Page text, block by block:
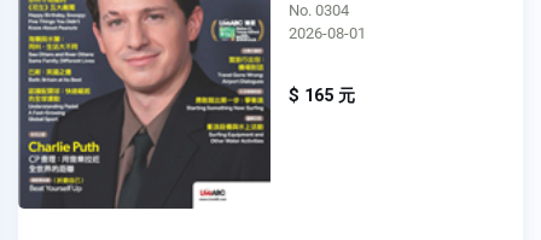
No. 0304
2026-08-01
$ 165 元